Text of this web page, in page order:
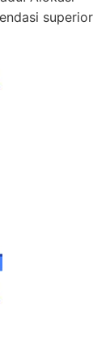
superior